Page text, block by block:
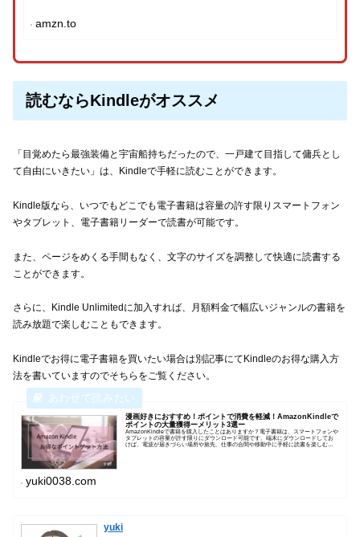
amzn.to
読むならKindleがオススメ
「目覚めたら最強装備と宇宙船持ちだったので、一戸建て目指して傭兵とし
て自由にいきたい」は、Kindleで手軽に読むことができます。
Kindle版なら、いつでもどこでも電子書籍は容量の許す限りスマートフォン
やタブレット、電子書籍リーダーで読書が可能です。
また、ページをめくる手間もなく、文字のサイズを調整して快適に読書する
ことができます。
さらに、Kindle Unlimitedに加入すれば、月額料金で幅広いジャンルの書籍を
読み放題で楽しむこともできます。
Kindleでお得に電子書籍を買いたい場合は別記事にてKindleのお得な購入方
法を書いていますのでそちらをご覧ください。
漫画好きにおすすめ！ポイントで消費を軽減！AmazonKindleで
ポイントの大量獲得ーメリット3選ー
AmazonKindleで書籍を購入したことはありますか？電子書籍は、スマートフォンや
タブレットの容量が許す限りにダウンロード可能です。端末にダウンロードしてお
けば、電波が届きづらい場所や旅先、仕事の合間や移動中に手軽に読書を楽しむこ
yuki0038.com
yuki